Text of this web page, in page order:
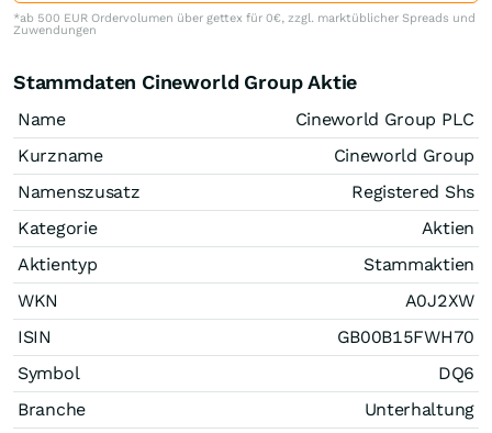
*ab 500 EUR Ordervolumen über gettex für 0€, zzgl. marktüblicher Spreads und
Zuwendungen
Stammdaten Cineworld Group Aktie
Name
Cineworld Group PLC
Kurzname
Cineworld Group
Namenszusatz
Registered Shs
Kategorie
Aktien
Aktientyp
Stammaktien
WKN
A0J2XW
ISIN
GB00B15FWH70
Symbol
DQ6
Branche
Unterhaltung